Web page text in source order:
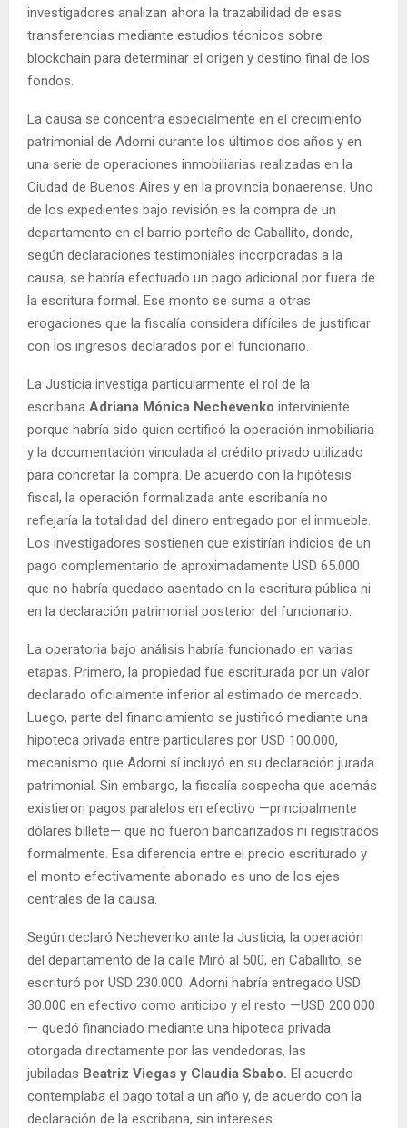
investigadores analizan ahora la trazabilidad de esas
transferencias mediante estudios técnicos sobre
blockchain para determinar el origen y destino final de los
fondos.
La causa se concentra especialmente en el crecimiento
patrimonial de Adorni durante los últimos dos años y en
una serie de operaciones inmobiliarias realizadas en la
Ciudad de Buenos Aires y en la provincia bonaerense. Uno
de los expedientes bajo revisión es la compra de un
departamento en el barrio porteño de Caballito, donde,
según declaraciones testimoniales incorporadas a la
causa, se habría efectuado un pago adicional por fuera de
la escritura formal. Ese monto se suma a otras
erogaciones que la fiscalía considera difíciles de justificar
con los ingresos declarados por el funcionario.
La Justicia investiga particularmente el rol de la
escribana Adriana Mónica Nechevenko interviniente
porque habría sido quien certificó la operación inmobiliaria
y la documentación vinculada al crédito privado utilizado
para concretar la compra. De acuerdo con la hipótesis
fiscal, la operación formalizada ante escribanía no
reflejaría la totalidad del dinero entregado por el inmueble.
Los investigadores sostienen que existirían indicios de un
pago complementario de aproximadamente USD 65.000
que no habría quedado asentado en la escritura pública ni
en la declaración patrimonial posterior del funcionario.
La operatoria bajo análisis habría funcionado en varias
etapas. Primero, la propiedad fue escriturada por un valor
declarado oficialmente inferior al estimado de mercado.
Luego, parte del financiamiento se justificó mediante una
hipoteca privada entre particulares por USD 100.000,
mecanismo que Adorni sí incluyó en su declaración jurada
patrimonial. Sin embargo, la fiscalía sospecha que además
existieron pagos paralelos en efectivo —principalmente
dólares billete— que no fueron bancarizados ni registrados
formalmente. Esa diferencia entre el precio escriturado y
el monto efectivamente abonado es uno de los ejes
centrales de la causa.
Según declaró Nechevenko ante la Justicia, la operación
del departamento de la calle Miró al 500, en Caballito, se
escrituró por USD 230.000. Adorni habría entregado USD
30.000 en efectivo como anticipo y el resto —USD 200.000
— quedó financiado mediante una hipoteca privada
otorgada directamente por las vendedoras, las
jubiladas Beatriz Viegas y Claudia Sbabo. El acuerdo
contemplaba el pago total a un año y, de acuerdo con la
declaración de la escribana, sin intereses.